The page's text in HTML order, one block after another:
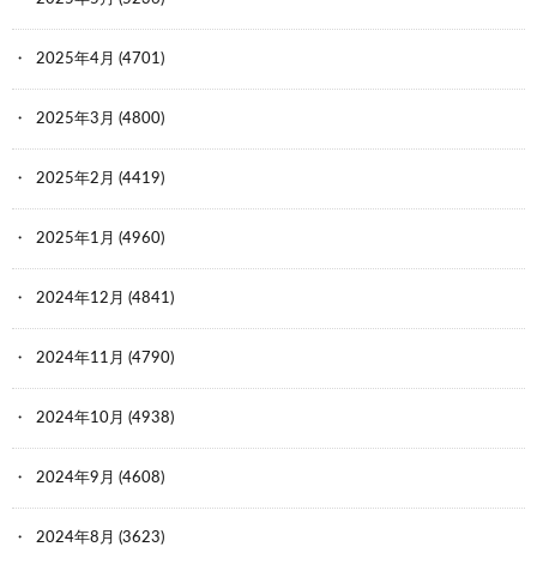
2025年4月 (4701)
2025年3月 (4800)
2025年2月 (4419)
2025年1月 (4960)
2024年12月 (4841)
2024年11月 (4790)
2024年10月 (4938)
2024年9月 (4608)
2024年8月 (3623)